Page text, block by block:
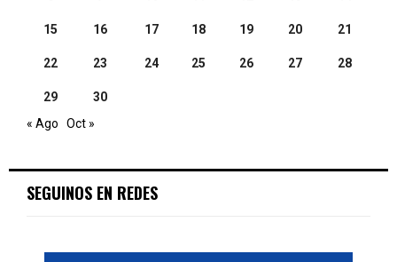
15 16 17 18 19 20 21
22 23 24 25 26 27 28
29
30
« Ago
Oct »
SEGUINOS EN REDES